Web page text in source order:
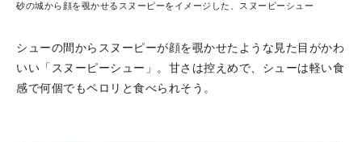
砂の城から顔を覗かせるスヌーピーをイメージした、スヌーピーシュー
シューの間からスヌーピーが顔を覗かせたような見た目がかわ
いい「スヌーピーシュー」。甘さは控えめで、シューは軽い食
感で何個でもペロリと食べられそう。